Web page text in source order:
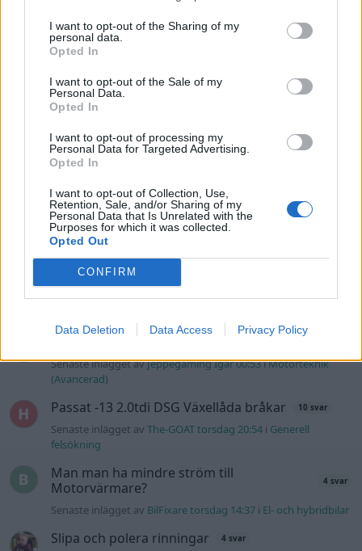
I want to opt-out of the Sharing of my
personal data.
Opted In
I want to opt-out of the Sale of my
Personal Data.
Opted In
I want to opt-out of processing my
Personal Data for Targeted Advertising.
Opted In
I want to opt-out of Collection, Use,
Retention, Sale, and/or Sharing of my
Personal Data that Is Unrelated with the
Purposes for which it was collected.
Opted Out
CONFIRM
Data Deletion Data Access Privacy Policy
16vt4m torsdag 19:51
Vw 1956 oval prosjekt 11 svar
Senaste inlägget av
Volvo 245 ?Turbo? 40 svar
Senaste inlägget av
Renovering av en Honda Civic Aerodeck
VTi
Senaste inlägget av
Nyaste forumtrådarna
ID 4 vs EX 40 ? 4 svar
Senaste inlägget av
hybridbilar
Ni som kör HEV eller PHEV ? är ni nöjda?
244 motorbyte till d5252t
Senaste inlägget avJeppegaming Igår 00:53iMotorteknik
(Avancerad)
Passat -13 2.0tdi DSG Växellåda bråkar 10 svar
Senaste inlägget avThe-GOAT torsdag 20:54 i Generell
felsökning
Man man ha mindre ström till
Motorvärmare?
4 svar
Senaste inlägget av BilFixare torsdag 14:37 i El- och hybridbilar
Slipa och polera rinningar 4 svar